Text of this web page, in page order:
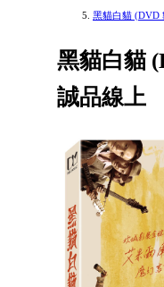
黑貓白貓 (DVD
黑貓白貓
誠品線上